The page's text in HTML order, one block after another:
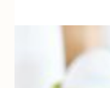
FRAISE
YAOURT
GREC